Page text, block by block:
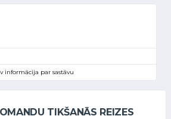
informācija par sastāvu
TIKŠANĀS REIZES